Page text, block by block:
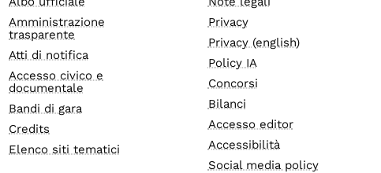
Amministrazione
trasparente
Atti di notifica
Accesso civico e
documentale
Bandi di gara
Credits
Elenco siti tematici
Privacy
Privacy (english)
Policy IA
Concorsi
Bilanci
Accesso editor
Accessibilità
Social media policy